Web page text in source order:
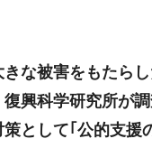
な被害をもたら
興科学研究所が
として｢公的支援